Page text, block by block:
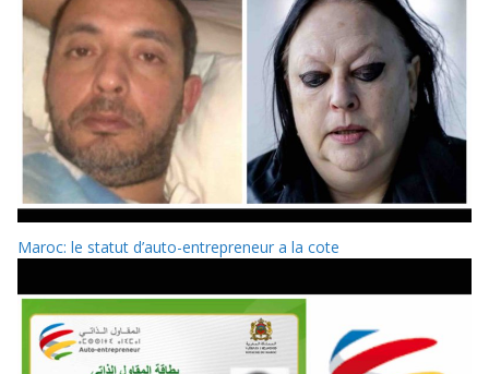
Maroc: le statut d’auto-entrepreneur a la cote